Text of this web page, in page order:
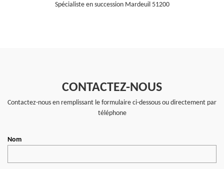
Spécialiste en succession Mardeuil 51200
CONTACTEZ-NOUS
Contactez-nous en remplissant le formulaire ci-dessous ou directement par
téléphone
Nom